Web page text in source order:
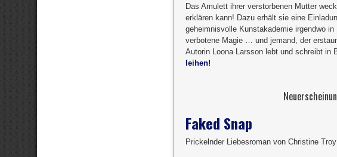
Das Amulett ihrer verstorbenen Mutter
erklären kann! Dazu erhält sie eine
geheimnisvolle Kunstakademie irgendwo
verbotene Magie … und jemand, der
Autorin Loona Larsson lebt und schreibt in
leihen!
Faked Snap
Prickelnder Liebesroman von Christine Troy